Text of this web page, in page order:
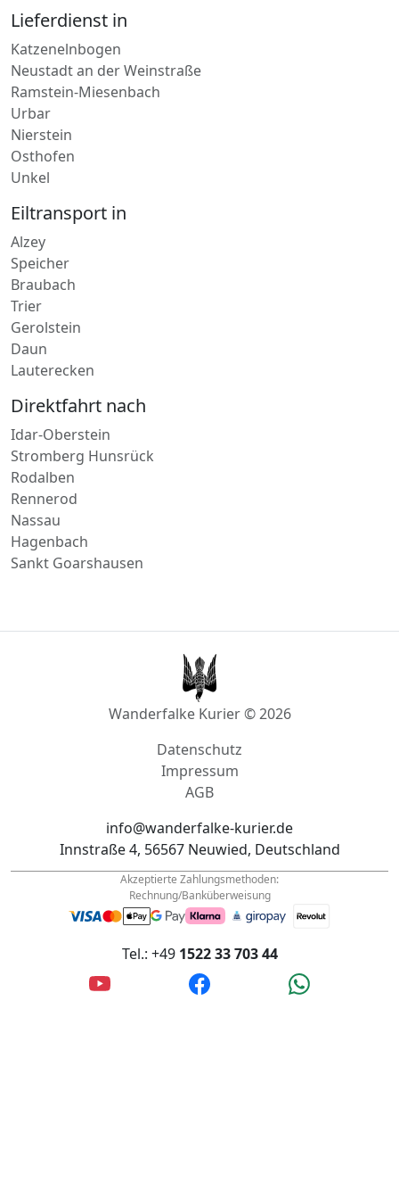
Ramstein-Miesenbach
Urbar
Nierstein
Osthofen
Unkel
Eiltransport in
Alzey
Braubach
Trier
Gerolstein
Daun
Lauterecken
Direktfahrt nach
Idar-Oberstein
Rodalben
Rennerod
Nassau
Hagenbach
Sankt Goarshausen
Wanderfalke Kurier © 2026
Datenschutz
Impressum
info@wanderfalke-kurier.de
Innstraße 4, 56567 Neuwied, Deutschland
Rechnung/Banküberweisung
Tel.: +491522 33 703 44